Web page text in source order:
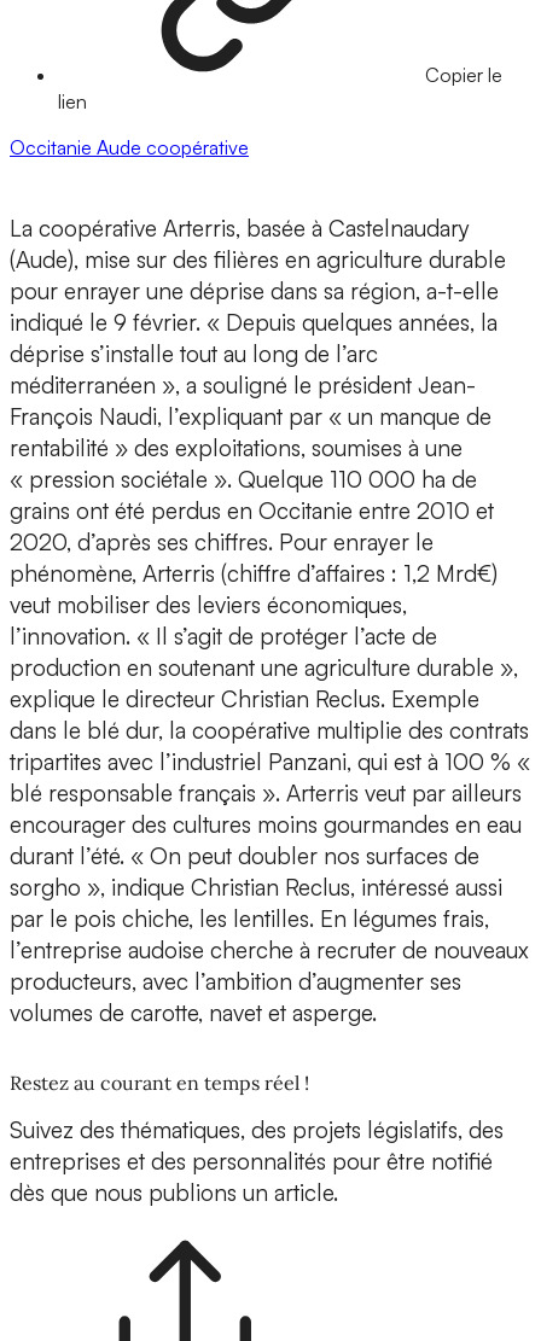
Copier le
lien
Occitanie Aude coopérative
La coopérative Arterris, basée à Castelnaudary
(Aude), mise sur des filières en agriculture durable
pour enrayer une déprise dans sa région, a-t-elle
indiqué le 9 février. « Depuis quelques années, la
déprise s’installe tout au long de l’arc
méditerranéen », a souligné le président Jean-
François Naudi, l’expliquant par « un manque de
rentabilité » des exploitations, soumises à une
« pression sociétale ». Quelque 110 000 ha de
grains ont été perdus en Occitanie entre 2010 et
2020, d’après ses chiffres. Pour enrayer le
phénomène, Arterris (chiffre d’affaires : 1,2 Mrd€)
veut mobiliser des leviers économiques,
l’innovation. « Il s’agit de protéger l’acte de
production en soutenant une agriculture durable »,
explique le directeur Christian Reclus. Exemple
dans le blé dur, la coopérative multiplie des contrats
tripartites avec l’industriel Panzani, qui est à 100 % «
blé responsable français ». Arterris veut par ailleurs
encourager des cultures moins gourmandes en eau
durant l’été. « On peut doubler nos surfaces de
sorgho », indique Christian Reclus, intéressé aussi
par le pois chiche, les lentilles. En légumes frais,
l’entreprise audoise cherche à recruter de nouveaux
producteurs, avec l’ambition d’augmenter ses
volumes de carotte, navet et asperge.
Restez au courant en temps réel !
Suivez des thématiques, des projets législatifs, des
entreprises et des personnalités pour être notifié
dès que nous publions un article.